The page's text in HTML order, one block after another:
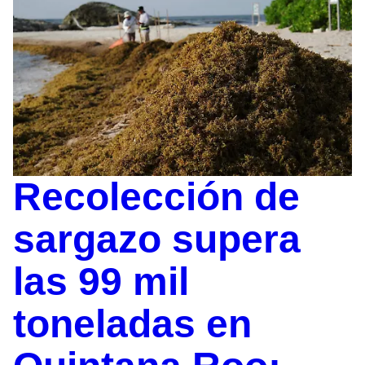
Recolección de
sargazo supera
las 99 mil
toneladas en